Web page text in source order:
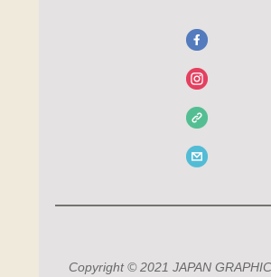
Copyright © 2021 JAPAN